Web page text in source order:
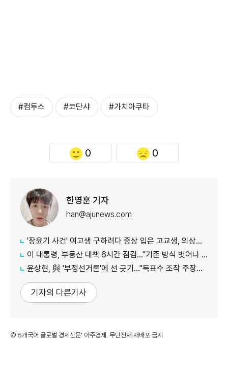
#컴투스 #코단샤 #가치아쿠타
0 0
한영훈 기자
han@ajunews.com
'장윤기 사건' 여고생 구하려다 중상 입은 고교생, 의상자 인정
이 대통령, 부동산 대책 6시간 점검…"기존 방식 벗어나 과감히 실행"
윤상현, 與 '부정선거론'에 선 긋기…"득표수 조작 주장은 선동"
기자의 다른기사
©'5개국어 글로벌 경제신문' 아주경제. 무단전재·재배포 금지